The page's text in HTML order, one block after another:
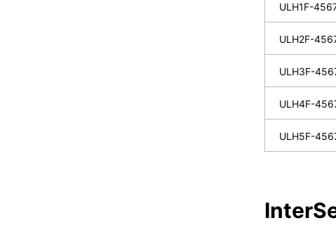
ULH1F-
ULH2F-
ULH3F-
ULH4F-
ULH5F-